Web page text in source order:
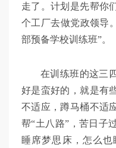
走了。计划是先帮你
个工厂去做党政领导
部预备学校训练班”。
在训练班的这三
好是蛮好的，就是有
不适应，蹲马桶不适
帮“土八路”，苦日子
睡席梦思床，怎么